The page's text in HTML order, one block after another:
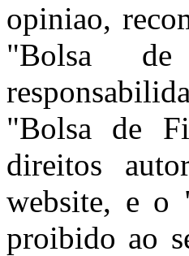
opiniao,
"Bolsa de
"Bolsa de
direitos
website, e o
proibido ao